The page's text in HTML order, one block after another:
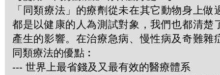
「同類療法」的療劑從未在其它動物身上做
都是以健康的人為測試對象，我們也都清楚
產生的影響。在治療急病、慢性病及奇難雜
同類療法的優點︰
--- 世界上最省錢及又最有效的醫療體系